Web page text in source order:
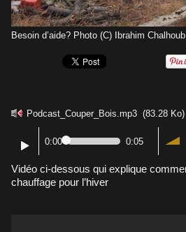
Besoin d’aide? Photo (C) Ibrahim Chalhoub
Podcast_Couper_Bois.mp3 (83.28 Ko)
0:00 0:05
Vidéo ci-dessous qui explique comment préparer le bois de
chauffage pour l’hiver